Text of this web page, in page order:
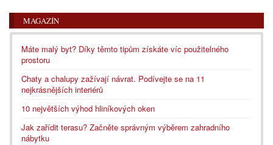
MAGAZÍN
Máte malý byt? Díky těmto tipům získáte víc použitelného
prostoru
Chaty a chalupy zažívají návrat. Podívejte se na 11
nejkrásnějších interiérů
10 největších výhod hliníkových oken
Jak zařídit terasu? Začněte správným výběrem zahradního
nábytku